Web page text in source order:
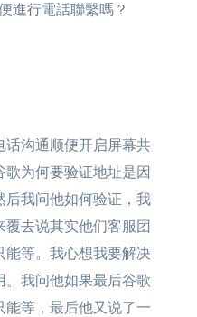
進行電話聯繫嗎？
话沟通顺便开启屏幕共
为何要验证地址是因
后我问他如何验证，我
去说其实他们客服团
能等。我心想我要解决
。我问他如果最后谷歌
等，最后他又说了一